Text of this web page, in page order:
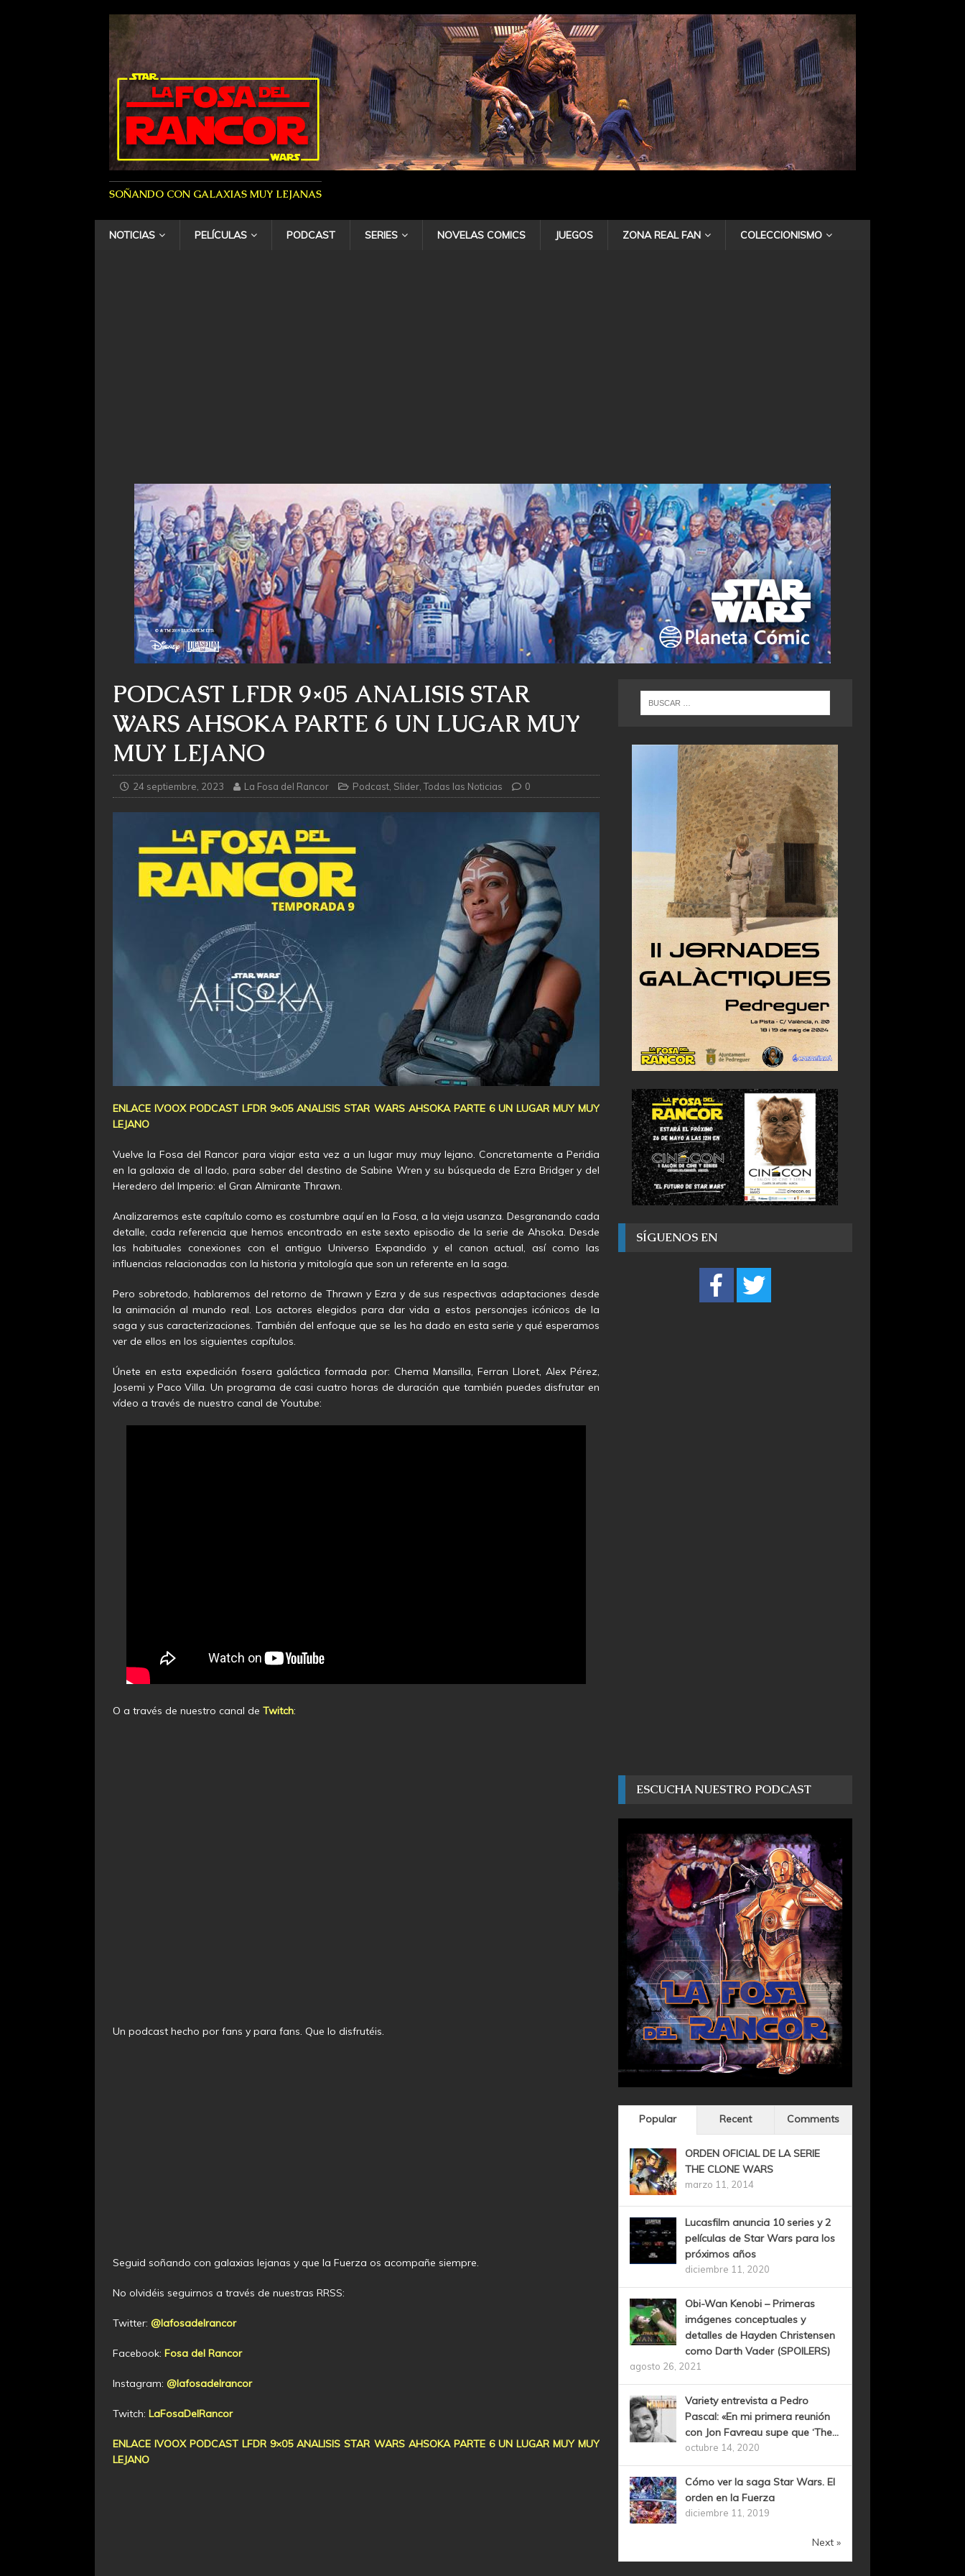
SOÑANDO CON GALAXIAS MUY LEJANAS
NOTICIAS PELÍCULAS PODCAST SERIES NOVELAS COMICS JUEGOS ZONA REAL FAN COLECCIONISMO
PODCAST LFDR 9×05 ANALISIS STAR
WARS AHSOKA PARTE 6 UN LUGAR MUY
MUY LEJANO
24 septiembre, 2023 La Fosa del Rancor Podcast Slider ,Todas las Noticias 0
ENLACE IVOOX PODCAST LFDR 9×05 ANALISIS STAR WARS AHSOKA PARTE 6 UN LUGAR MUY MUY
LEJANO
Vuelve la Fosa del Rancor para viajar esta vez a un lugar muy muy lejano. Concretamente a Peridia
en la galaxia de al lado, para saber del destino de Sabine Wren y su búsqueda de Ezra Bridger y del
Heredero del Imperio: el Gran Almirante Thrawn.
Analizaremos este capítulo como es costumbre aquí en la Fosa, a la vieja usanza. Desgranando cada
detalle, cada referencia que hemos encontrado en este sexto episodio de la serie de Ahsoka. Desde
las habituales conexiones con el antiguo Universo Expandido y el canon actual, así como las
influencias relacionadas con la historia y mitología que son un referente en la saga.
Pero sobretodo, hablaremos del retorno de Thrawn y Ezra y de sus respectivas adaptaciones desde
la animación al mundo real. Los actores elegidos para dar vida a estos personajes icónicos de la
saga y sus caracterizaciones. También del enfoque que se les ha dado en esta serie y qué esperamos
ver de ellos en los siguientes capítulos.
Únete en esta expedición fosera galáctica formada por: Chema Mansilla, Ferran Lloret, Alex Pérez,
Josemi y Paco Villa. Un programa de casi cuatro horas de duración que también puedes disfrutar en
vídeo a través de nuestro canal de Youtube:
O a través de nuestro canal de Twitch:
Un podcast hecho por fans y para fans. Que lo disfrutéis.
Seguid soñando con galaxias lejanas y que la Fuerza os acompañe siempre.
No olvidéis seguirnos a través de nuestras RRSS:
Twitter: @lafosadelrancor
Facebook: Fosa del Rancor
Instagram: @lafosadelrancor
Twitch: LaFosaDelRancor
ENLACE IVOOX PODCAST LFDR 9×05 ANALISIS STAR WARS AHSOKA PARTE 6 UN LUGAR MUY MUY
LEJANO
SÍGUENOS EN
ESCUCHA NUESTRO PODCAST
Popular Recent Comments
ORDEN OFICIAL DE LA SERIE
THE CLONE WARS
marzo 11, 2014
Lucasfilm anuncia 10 series y 2
películas de Star Wars para los
próximos años
diciembre 11, 2020
Obi-Wan Kenobi – Primeras
imágenes conceptuales y
detalles de Hayden Christensen
como Darth Vader (SPOILERS)
agosto 26, 2021
Variety entrevista a Pedro
Pascal: «En mi primera reunión
con Jon Favreau supe que ‘The...
octubre 14, 2020
Cómo ver la saga Star Wars. El
orden en la Fuerza
diciembre 11, 2019
Next »